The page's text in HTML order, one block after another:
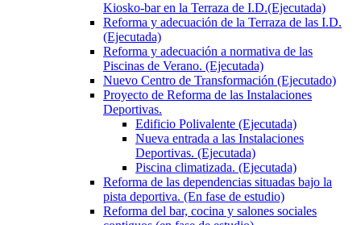
Kiosko-bar en la Terraza de I.D.(Ejecutada)
Reforma y adecuación de la Terraza de las I.D.
(Ejecutada)
Reforma y adecuación a normativa de las
Piscinas de Verano. (Ejecutada)
Nuevo Centro de Transformación (Ejecutado)
Proyecto de Reforma de las Instalaciones
Deportivas.
Edificio Polivalente (Ejecutada)
Nueva entrada a las Instalaciones
Deportivas. (Ejecutada)
Piscina climatizada. (Ejecutada)
Reforma de las dependencias situadas bajo la
pista deportiva. (En fase de estudio)
Reforma del bar, cocina y salones sociales